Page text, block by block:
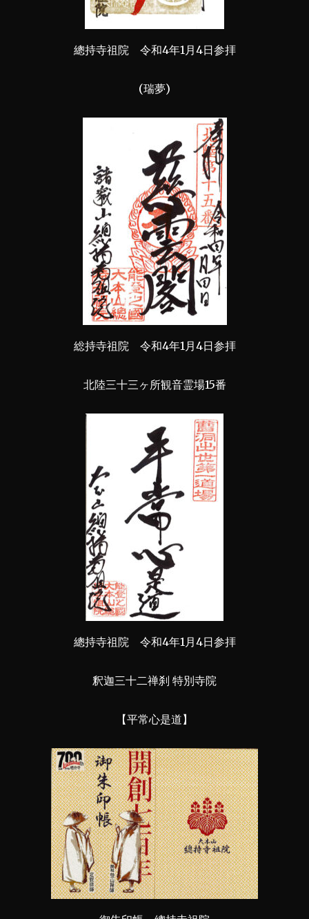
總持寺祖院 令和4年1月4日参拝
(瑞夢)
総持寺祖院 令和4年1月4日参拝
北陸三十三ヶ所観音霊場15番
總持寺祖院 令和4年1月4日参拝
釈迦三十二禅刹 特別寺院
【平常心是道】